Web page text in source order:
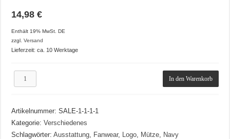
14,98€
Enthält 19% MwSt. DE
zzgl.Versand
Lieferzeit: ca. 10 Werktage
SV70
In den Warenkorb
Artikelnummer:SALE-1-1-1-1
Kategorie:Verschiedenes
Schlagwörter:Ausstattung Fanwear, Logo Mütze Navy